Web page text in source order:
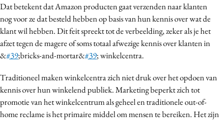
Carriere
Contentmarketing
Craft
Customer Experience
Design
Digital transformation
Diversiteit
Dat betekent dat Amazon producten gaat verzenden naar klanten
nog voor ze dat besteld hebben op basis van hun kennis over wat de
klant wil hebben. Dit feit spreekt tot de verbeelding, zeker als je het
afzet tegen de magere of soms totaal afwezige kennis over klanten in
&#39;bricks-and-mortar&#39; winkelcentra.
Traditioneel maken winkelcentra zich niet druk over het opdoen van
kennis over hun winkelend publiek. Marketing beperkt zich tot
promotie van het winkelcentrum als geheel entraditionele out-of-
home reclameis het primaire middel om mensen te bereiken. Het zijn